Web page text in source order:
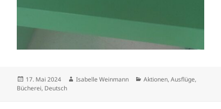
Veröffentlicht
am
17. Mai 2024 Autor
Isabelle Weinmann Kategorien
Aktionen,Ausflüge,
Bücherei, Deutsch